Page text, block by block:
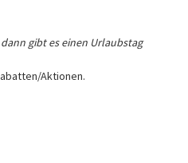
gibt es einen Urlaubstag
Aktionen.